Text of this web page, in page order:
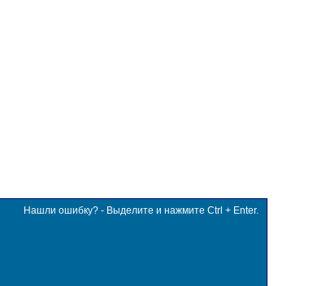
Нашли ошибку? - Выделите и нажмите Ctrl + Enter.